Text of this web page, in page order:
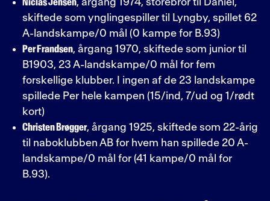
Niclas Jensen, årgang 1974, storebror til Daniel,
skiftede som ynglingespiller til Lyngby, spillet 62
A-landskampe/0 mål (0 kampe for B.93)
Per Frandsen, årgang 1970, skiftede som junior til
B1903, 23 A-landskampe/0 mål for fem
forskellige klubber. I ingen af de 23 landskampe
spillede Per hele kampen (15/ind, 7/ud og 1/rødt
kort)
Christen Brøgger, årgang 1925, skiftede som 22-årig
til naboklubben AB for hvem han spillede 20 A-
landskampe/0 mål for (41 kampe/0 mål for
B.93).